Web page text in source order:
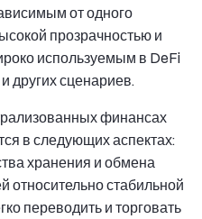
от одного
прозрачностью и
используемым в DeFi
других сценариев.
финансах
в следующих аспектах:
хранения и обмена
относительно стабильной
переводить и торговать